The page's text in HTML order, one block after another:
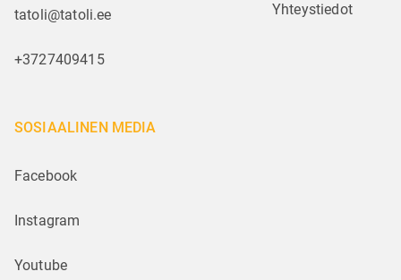
tatoli@tatoli.ee
+3727409415
Yhteystiedot
SOSIAALINEN MEDIA
Facebook
Instagram
Youtube